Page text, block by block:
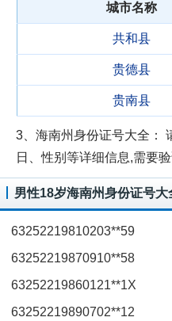
城市名称
共和县
贵德县
贵南县
3、海南州身份证号大全：
日、性别等详细信息,需要
男性18岁海南州身份证号大
63252219810203**59
63252219870910**58
63252219860121**1X
63252219890702**12